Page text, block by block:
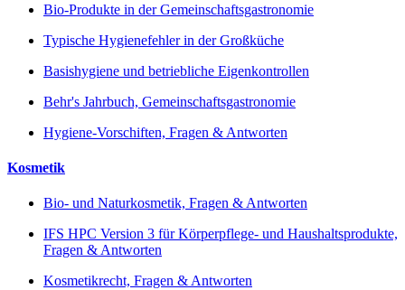
Bio-Produkte in der Gemeinschaftsgastronomie
Typische Hygienefehler in der Großküche
Basishygiene und betriebliche Eigenkontrollen
Behr's Jahrbuch, Gemeinschaftsgastronomie
Hygiene-Vorschiften, Fragen & Antworten
Kosmetik
Bio- und Naturkosmetik, Fragen & Antworten
IFS HPC Version 3 für Körperpflege- und Haushaltsprodukte,
Fragen & Antworten
Kosmetikrecht, Fragen & Antworten